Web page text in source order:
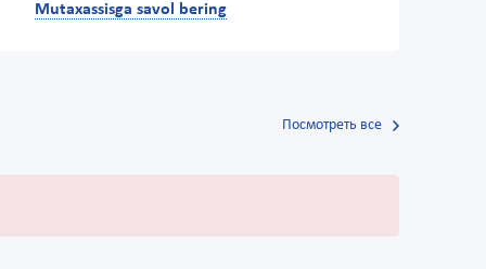
Mutaxassisga savol bering
Посмотреть все